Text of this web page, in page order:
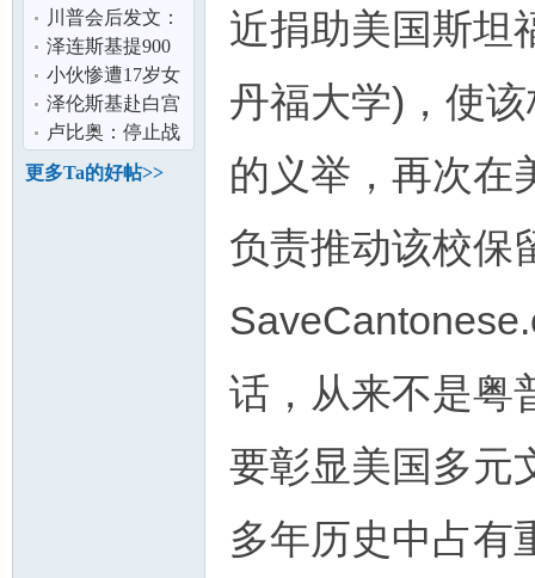
公” 硅谷巨
峻 消防局吁民众
制定疏散计
川普会后发文：
正安排普泽会面
泽连斯基：
泽连斯基提900
亿美元军购 换美
安全保障
小伙惨遭17岁女
友10万卖到缅甸
家属：典型
泽伦斯基赴白宫
会川普 称寻求以
外交结束俄
卢比奥：停止战
争需俄乌双方都
做出让步
更多Ta的好帖>>
近捐助美国斯坦
丹福大学)，使
的义举，再次在
负责推动该校保
话，从来不是粤
要彰显美国多元
多年历史中占有